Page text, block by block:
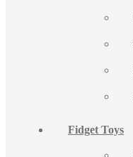
Fidget Toys